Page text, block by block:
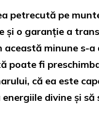
petrecută pe
și o garanție a
această minune s-
poate fi
că ea este
divine și să